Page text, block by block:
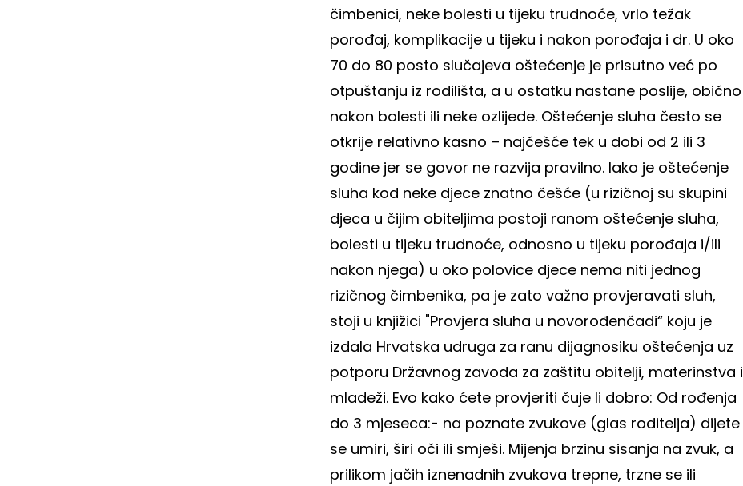
čimbenici, neke bolesti u tijeku trudnoće, vrlo težak
porođaj, komplikacije u tijeku i nakon porođaja i dr. U oko
70 do 80 posto slučajeva oštećenje je prisutno već po
otpuštanju iz rodilišta, a u ostatku nastane poslije, obično
nakon bolesti ili neke ozlijede. Oštećenje sluha često se
otkrije relativno kasno – najčešće tek u dobi od 2 ili 3
godine jer se govor ne razvija pravilno. Iako je oštećenje
sluha kod neke djece znatno češće (u rizičnoj su skupini
djeca u čijim obiteljima postoji ranom oštećenje sluha,
bolesti u tijeku trudnoće, odnosno u tijeku porođaja i/ili
nakon njega) u oko polovice djece nema niti jednog
rizičnog čimbenika, pa je zato važno provjeravati sluh,
stoji u knjižici "Provjera sluha u novorođenčadi“ koju je
izdala Hrvatska udruga za ranu dijagnosiku oštećenja uz
potporu Državnog zavoda za zaštitu obitelji, materinstva i
mladeži. Evo kako ćete provjeriti čuje li dobro: Od rođenja
do 3 mjeseca:- na poznate zvukove (glas roditelja) dijete
se umiri, širi oči ili smješi. Mijenja brzinu sisanja na zvuk, a
prilikom jačih iznenadnih zvukova trepne, trzne se ili